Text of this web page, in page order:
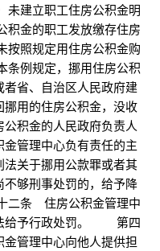
建立职工住房公积金明
金的职工发放缴存住房
照规定用住房公积金购
例规定，挪用住房公积
省、自治区人民政府建
用的住房公积金，没收
积金的人民政府负责人
管理中心负有责任的主
关于挪用公款罪或者其
够刑事处罚的，给予降
条 住房公积金管理中
法给予行政处罚。 第四
管理中心向他人提供担